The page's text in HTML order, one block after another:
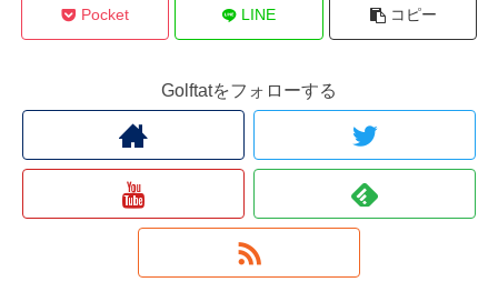
Pocket LINE コピー
Golftatをフォローする